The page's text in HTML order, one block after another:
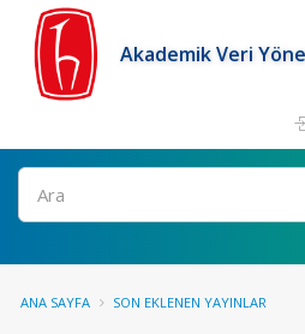
Akademik Veri
Ara
ANA SAYFA SON EKLENEN YAYINLAR